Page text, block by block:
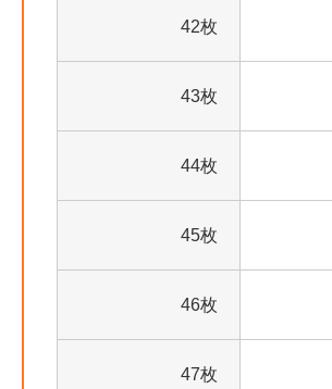
42枚
43枚
44枚
45枚
46枚
47枚